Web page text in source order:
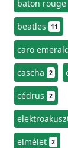
baton rouge
beatles 11
caro
cascha 2
cédrus 2
elmélet 2